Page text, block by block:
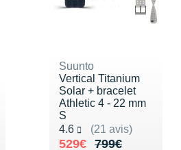
Suunto
Vertical Titanium
Solar + bracelet
Athletic 4 - 22 mm
S
4.6
(21 avis)
Noté 4.6 sur 5
799€
Au lieu de 799€
529€
Vendu 529€